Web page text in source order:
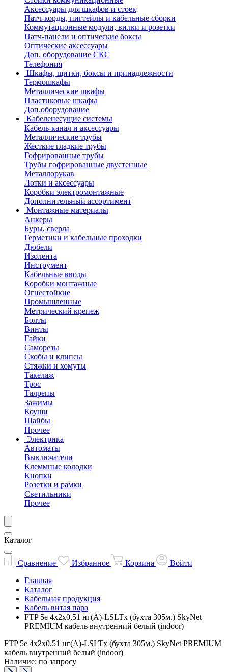
Аксессуары для шкафов и стоек
Патч-корды, пигтейлы и кабельные сборки
Коммутационные модули, вилки и розетки
Патч-панели и оптические боксы
Оптические аксессуары
Доп. оборудование СКС
Телефония
Шкафы, щитки, боксы и принадлежности
Термошкафы
Металлические шкафы
Пластиковые шкафы
Доп.оборудование
Кабеленесущие системы
Кабель-канал и аксессуары
Металлические трубы
Жесткие гладкие трубы
Гофрированные трубы
Трубы гофрированные двустенные
Металлорукав
Лотки и аксессуары
Коробки электромонтажные
Дополнительный ассортимент
Монтажные материалы
Анкеры
Буры, сверла
Герметики и кабельные проходки
Дюбели
Изолента
Инструмент
Кабельные вводы
Коробки монтажные
Огнестойкие
Промышленные
Метрический крепеж
Болты
Винты
Гайки
Саморезы
Скобы и клипсы
Стяжки и хомуты
Такелаж
Трос
Талрепы
Зажимы
Коуши
Шайбы
Прочее
Электрика
Автоматы
Выключатели
Клеммные колодки
Кнопки
Розетки и рамки
Светильники
Прочее
Каталог
Сравнение Избранное Корзина
Войти
Главная
Каталог
Кабельная продукция
Кабель витая пара
FTP 5e 4х2х0,51 нг(А)-LSLTx (бухта 305м.) SkyNet
PREMIUM кабель внутренний белый (indoor)
FTP 5e 4х2х0,51 нг(А)-LSLTx (бухта 305м.) SkyNet PREMIUM
кабель внутренний белый (indoor)
Наличие: по запросу